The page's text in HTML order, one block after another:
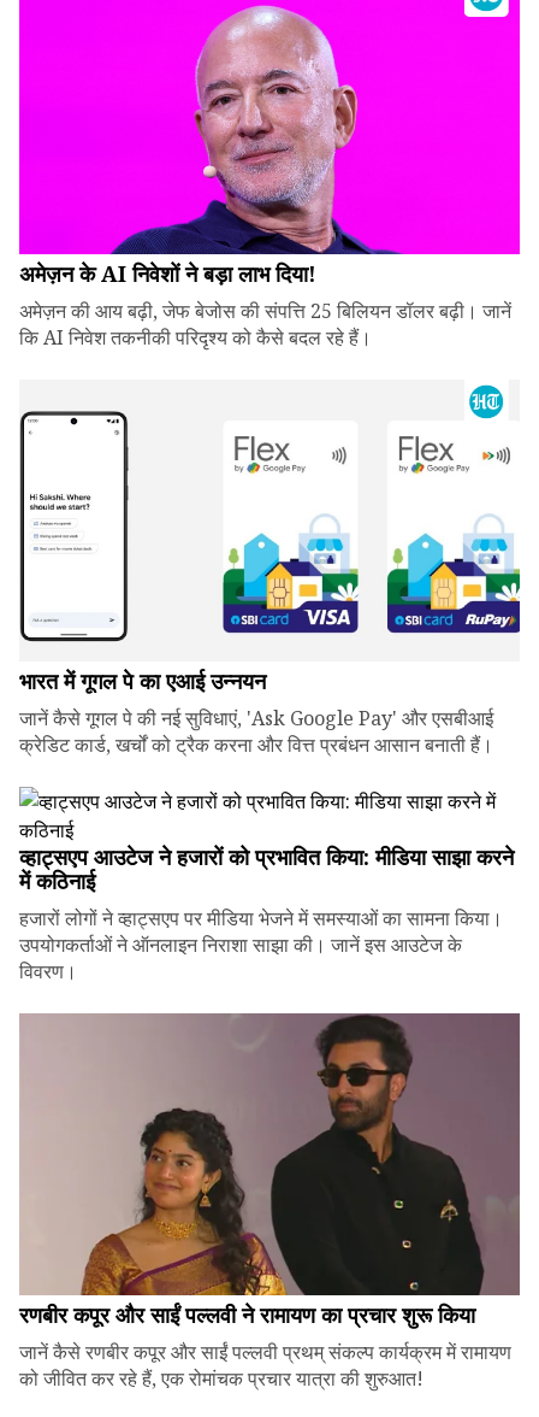
अमेज़न के AI निवेशों ने बड़ा लाभ दिया!
अमेज़न की आय बढ़ी, जेफ बेजोस की संपत्ति 25 बिलियन डॉलर बढ़ी। जानें
कि AI निवेश तकनीकी परिदृश्य को कैसे बदल रहे हैं।
भारत में गूगल पे का एआई उन्नयन
जानें कैसे गूगल पे की नई सुविधाएं, 'Ask Google Pay' और एसबीआई
क्रेडिट कार्ड, खर्चों को ट्रैक करना और वित्त प्रबंधन आसान बनाती हैं।
व्हाट्सएप आउटेज ने हजारों को प्रभावित किया: मीडिया साझा करने
में कठिनाई
हजारों लोगों ने व्हाट्सएप पर मीडिया भेजने में समस्याओं का सामना किया।
उपयोगकर्ताओं ने ऑनलाइन निराशा साझा की। जानें इस आउटेज के
विवरण।
रणबीर कपूर और साईं पल्लवी ने रामायण का प्रचार शुरू किया
जानें कैसे रणबीर कपूर और साईं पल्लवी प्रथम् संकल्प कार्यक्रम में रामायण
को जीवित कर रहे हैं, एक रोमांचक प्रचार यात्रा की शुरुआत!